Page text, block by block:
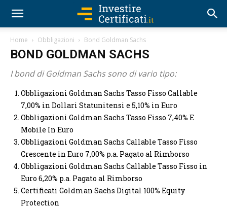
Home Obbligazioni Bond Goldman Sachs
BOND GOLDMAN SACHS
I bond di Goldman Sachs sono di vario tipo:
Obbligazioni Goldman Sachs Tasso Fisso Callable
7,00% in Dollari Statunitensi e 5,10% in Euro
Obbligazioni Goldman Sachs Tasso Fisso 7,40% E
Mobile In Euro
Obbligazioni Goldman Sachs Callable Tasso Fisso
Crescente in Euro 7,00% p.a. Pagato al Rimborso
Obbligazioni Goldman Sachs Callable Tasso Fisso in
Euro 6,20% p.a. Pagato al Rimborso
Certificati Goldman Sachs Digital 100% Equity
Protection